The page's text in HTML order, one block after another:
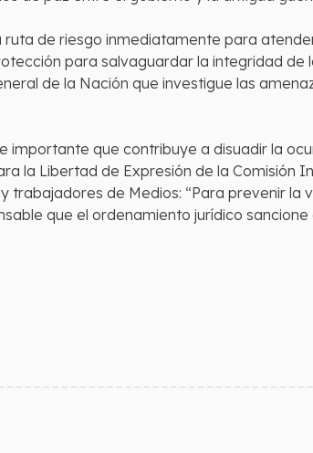
de riesgo inmediatamente para
para salvaguardar la integridad de
de la Nación que investigue las
importante que contribuye a disuadir la
la Libertad de Expresión de la Comisión
de Medios: “Para prevenir la
que el ordenamiento jurídico